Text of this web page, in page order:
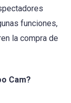
funciones,
la compra de
Cam?